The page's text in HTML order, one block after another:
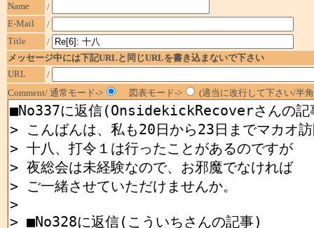
Name
/
E-Mail
/
Title
/
メッセージ中には下記URLと同じURLを書き込まないで下さい
URL
/
Comment/ 通常モード->
図表モード-> (適当に改行して下さい/半